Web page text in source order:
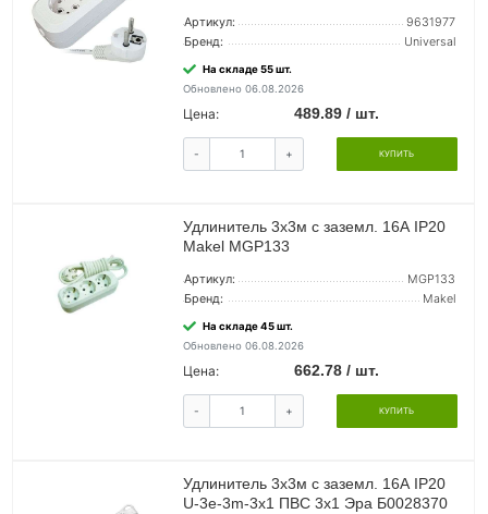
Артикул:
9631977
Бренд:
Universal
На складе 55 шт.
Обновлено 06.08.2026
Цена: 489.89 / шт.
- + КУПИТЬ
Удлинитель 3х3м с заземл. 16А IP20
Makel MGP133
Артикул:
MGP133
Бренд:
Makel
На складе 45 шт.
Обновлено 06.08.2026
Цена: 662.78 / шт.
- + КУПИТЬ
Удлинитель 3х3м с заземл. 16А IP20
U-3e-3m-3х1 ПВС 3х1 Эра Б0028370